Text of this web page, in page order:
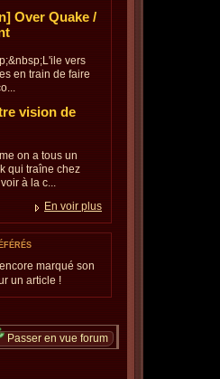
Over Quake /
vers
en train de faire
vision de
on a tous un
qui traîne chez
à la c...
En voir plus
marqué son
un article !
Passer en vue forum